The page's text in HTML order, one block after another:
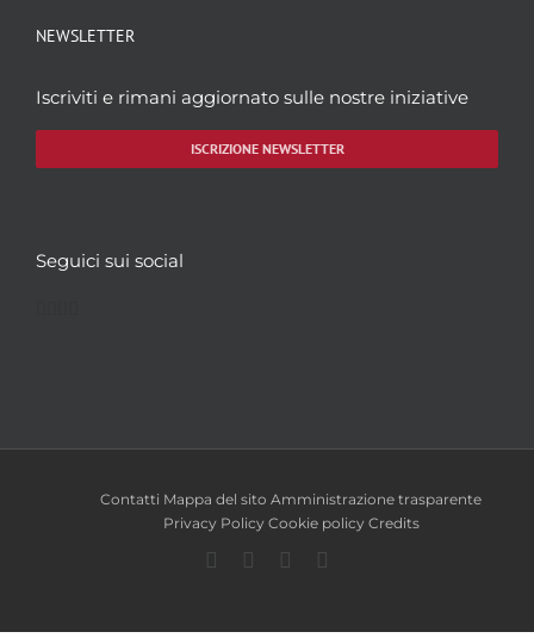
NEWSLETTER
Iscriviti e rimani aggiornato sulle nostre iniziative
ISCRIZIONE NEWSLETTER
Seguici sui social
Contatti Mappa del sito Amministrazione trasparente
Privacy Policy Cookie policy Credits
Facebook
TwitterYouTube